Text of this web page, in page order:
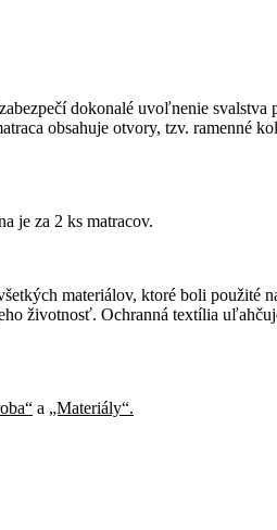
dokonalé uvoľnenie svalstva
obsahuje otvory, tzv. ramenné
je za 2 ks matracov.
materiálov, ktoré boli použité
životnosť. Ochranná textília
a „Materiály“.